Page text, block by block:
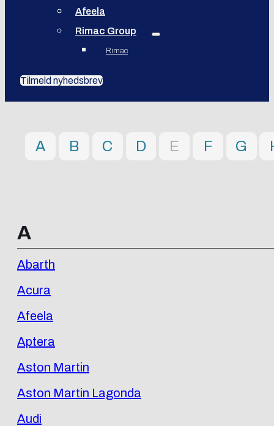
Afeela
Rimac Group
Rimac
Tilmeld nyhedsbrev
A B C D E F G
A
Abarth
Acura
Afeela
Aptera
Aston Martin
Aston Martin Lagonda
Audi